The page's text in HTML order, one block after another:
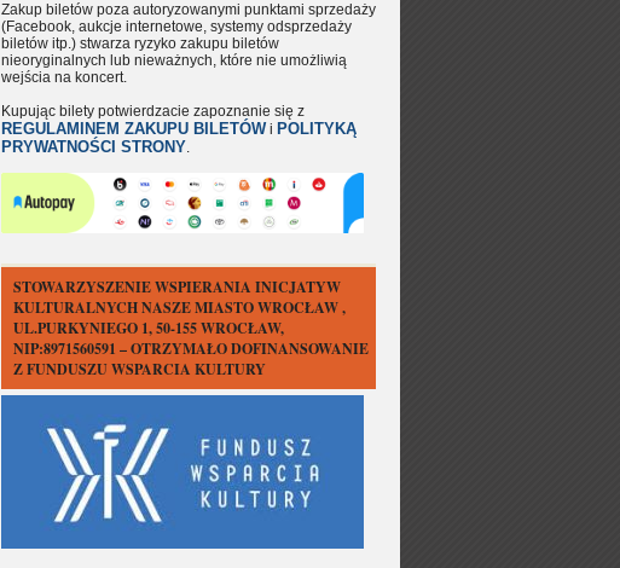
Zakup biletów poza autoryzowanymi punktami sprzedaży
(Facebook, aukcje internetowe, systemy odsprzedaży
biletów itp.) stwarza ryzyko zakupu biletów
nieoryginalnych lub nieważnych, które nie umożliwią
wejścia na koncert.
Kupując bilety potwierdzacie zapoznanie się z
REGULAMINEM ZAKUPU BILETÓW i POLITYKĄ
PRYWATNOŚCI STRONY.
STOWARZYSZENIE WSPIERANIA INICJATYW
KULTURALNYCH NASZE MIASTO WROCŁAW ,
UL.PURKYNIEGO 1, 50-155 WROCŁAW,
NIP:8971560591 – OTRZYMAŁO DOFINANSOWANIE
Z FUNDUSZU WSPARCIA KULTURY